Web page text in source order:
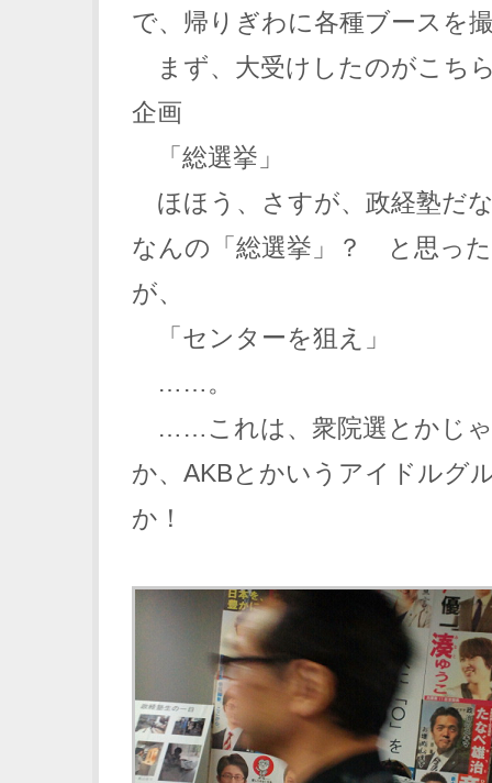
で、帰りぎわに各種ブースを
まず、大受けしたのがこち
企画
「総選挙」
ほほう、さすが、政経塾だ
なんの「総選挙」？ と思っ
が、
「センターを狙え」
……。
……これは、衆院選とかじゃ
か、AKBとかいうアイドルグ
か！